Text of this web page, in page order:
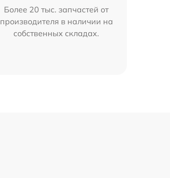
Более 20 тыс. запчастей от
производителя в наличии на
собственных складах.